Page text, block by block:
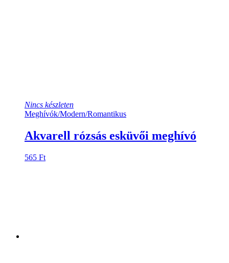
Nincs készleten
Meghívók/Modern/Romantikus
Akvarell rózsás esküvői meghívó
565 Ft